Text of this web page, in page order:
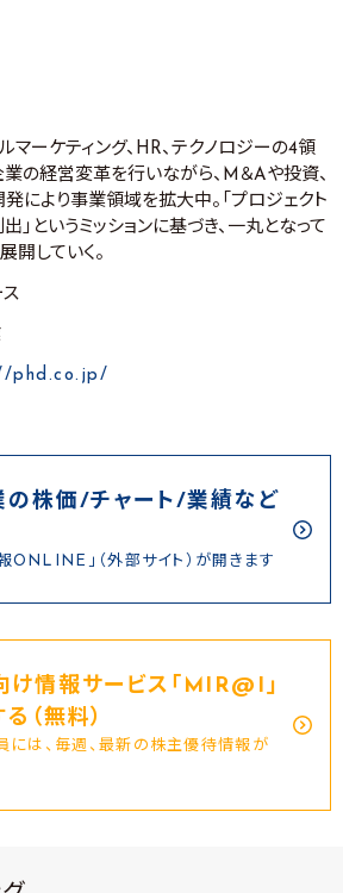
マーケティング、HR、テクノロジーの4領
の経営変革を行いながら、M＆Aや投資、
により事業領域を拡大中。「プロジェクト
」というミッションに基づき、一丸となって
開していく。
phd.co.jp/
の株価/チャート/業績など
ONLINE」（外部サイト）が開きます
け情報サービス｢MIR@I｣
（無料）
には、毎週、最新の株主優待情報が